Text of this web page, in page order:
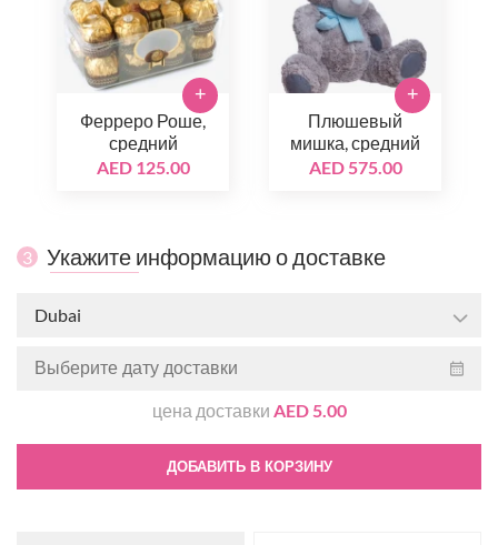
Ферреро Роше,
средний
AED 125.00
+
Плюшевый
мишка, средний
AED 575.00
+
3 Укажите информацию о доставке
Dubai
цена доставки AED 5.00
ДОБАВИТЬ В КОРЗИНУ